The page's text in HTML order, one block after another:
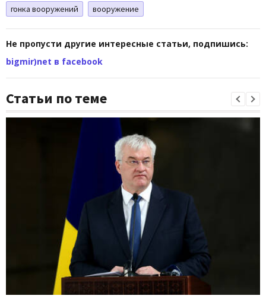
гонка вооружений
вооружение
Не пропусти другие интересные статьи, подпишись:
bigmir)net в facebook
Статьи по теме